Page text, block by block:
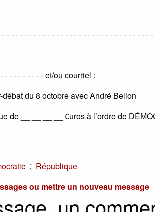
- - - - - - - - - - - - - - - - - - - - - - - - - - - - - - - -
_ _ _ _ _ _ _ _ _ _ _ _ _ _ _
- - - - - - - - - et/ou courriel :
débat du 8 octobre avec André Bellon
de __ __ __ __ €uros à l’ordre de
; République
ou mettre un nouveau message
un